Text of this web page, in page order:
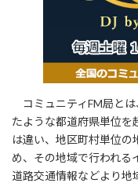
コミュニティFM局とは
たような都道府県単位を
は違い、地区町村単位の
め、その地域で行われる
道路交通情報などより地